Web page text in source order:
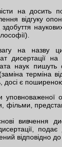
на досить
відгуку
на назву
дисертації на
наук
терміна
досі є
фільми,
вивчення
подає
відповідно